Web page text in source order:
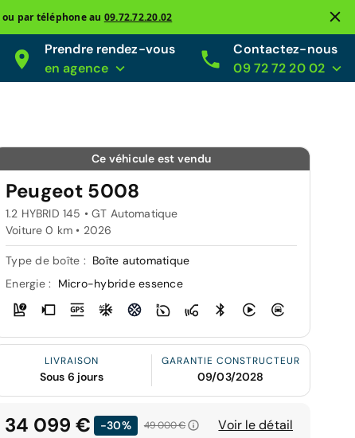
ou par téléphone au 09.72.72.20.02
Prendre rendez-vous
en agence
Contactez-nous
09 72 72 20 02
Ce véhicule est vendu
Peugeot 5008
1.2 HYBRID 145 • GT Automatique
Voiture 0 km • 2026
Type de boîte : Boîte automatique
Energie :
Micro-hybride essence
LIVRAISON
Sous 6 jours
GARANTIE CONSTRUCTEUR
09/03/2028
34 099 € -30% 49 000 € Voir le détail